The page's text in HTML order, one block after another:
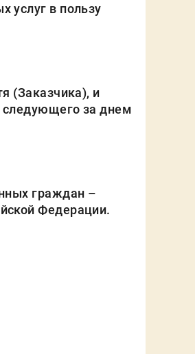
услуг в пользу
(Заказчика), и
следующего за днем
граждан –
Федерации.